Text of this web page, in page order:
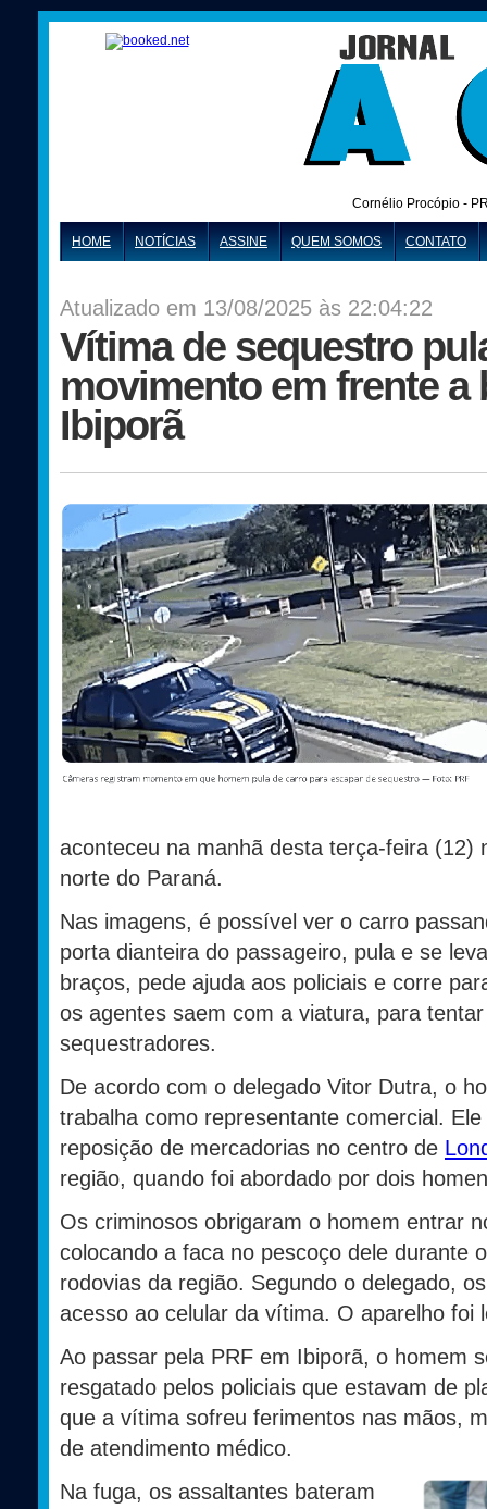
Cornélio Procópio -
HOME NOTÍCIAS ASSINE QUEM SOMOS CONTATO
Atualizado em 13/08/2025 às 22:04:22
Vítima de sequestro
movimento em frente a
Ibiporã
aconteceu na manhã desta terça-feira (12)
norte do Paraná.
Nas imagens, é possível ver o carro
porta dianteira do passageiro, pula e se
braços, pede ajuda aos policiais e corre
os agentes saem com a viatura, para
sequestradores.
De acordo com o delegado Vitor Dutra, o
trabalha como representante comercial.
reposição de mercadorias no centro de
região, quando foi abordado por dois
Os criminosos obrigaram o homem entrar
colocando a faca no pescoço dele durante
rodovias da região. Segundo o delegado,
acesso ao celular da vítima. O aparelho foi
Ao passar pela PRF em Ibiporã, o homem
resgatado pelos policiais que estavam de
que a vítima sofreu ferimentos nas mãos,
de atendimento médico.
Na fuga, os assaltantes bateram